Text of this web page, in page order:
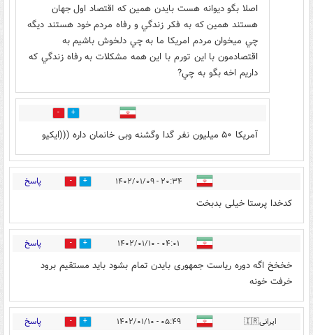
اﺻﻼ ﺑﮕﻮ ﺩﻳﻮاﻧﻪ ﻫﺴﺖ ﺑﺎﻳﺪﻥ ﻫﻤﻴﻦ ﻛﻪ اﻗﺘﺼﺎﺩ اﻭﻝ ﺟﻬﺎﻥ
ﻫﺴﺘﻨﺪ ﻫﻤﻴﻦ ﻛﻪ ﺑﻪ ﻓﻜﺮ ﺯﻧﺪﮔﻲ و ﺭﻓﺎﻩ ﻣﺮﺩﻡ ﺧﻮﺩ ﻫﺴﺘﻨﺪ ﺩﻳﮕﻪ
ﭼﻲ ﻣﻴﺨﻮاﻥ ﻣﺮﺩﻡ اﻣﺮﻳﻜﺎ ﻣﺎ ﺑﻪ ﭼﻲ ﺩﻟﺨﻮﺵ ﺑﺎﺷﻴﻢ ﺑﻪ
اﻗﺘﺼﺎﺩﻣﻮﻥ ﺑﺎ اﻳﻦ ﺗﻮﺭﻡ ﺑﺎ اﻳﻦ ﻫﻤﻪ ﻣﺸﻜﻼﺕ ﺑﻪ ﺭﻓﺎﻩ ﺯﻧﺪﮔﻲ ﻛﻪ
ﺩاﺭﻳﻢ اﺧﻪ ﺑﮕﻮ ﺑﻪ ﭼﻲ?
0
آمریکا ۵۰ میلیون نفر گدا وگشنه وبی خانمان داره (((ایکیو
۲۰:۳۴ - ۱۴۰۲/۰۱/۰۹ 3 پاسخ
کدخدا پرستا خیلی بدبخت
۰۴:۰۱ - ۱۴۰۲/۰۱/۱۰ 0 پاسخ
خخخخ اگه دوره ریاست جمهوری بایدن تمام بشود باید مستقیم برود
خرفت خونه
ایرانی🇮🇷 ۰۵:۴۹ - ۱۴۰۲/۰۱/۱۰ 3 پاسخ